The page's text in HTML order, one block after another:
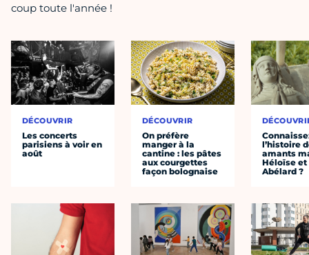
coup toute l'année !
DÉCOUVRIR
Les concerts
parisiens à voir en
août
DÉCOUVRIR
On préfère
manger à la
cantine : les pâtes
aux courgettes
façon bolognaise
l’histoire
amants
Héloïse et
Abélard ?